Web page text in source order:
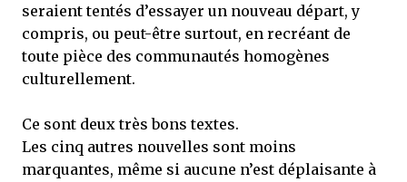
seraient tentés d’essayer un nouveau départ, y
compris, ou peut-être surtout, en recréant de
toute pièce des communautés homogènes
culturellement.
Ce sont deux très bons textes.
Les cinq autres nouvelles sont moins
marquantes, même si aucune n’est déplaisante à